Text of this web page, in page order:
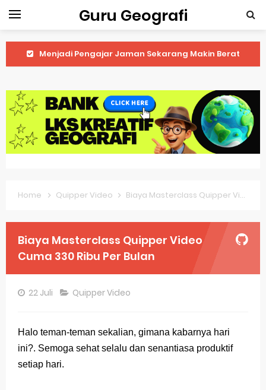
Guru Geografi
Latihan Prediksi Soal OSK Geografi 2026 Part Geografi Ekonomi
Latihan Prediksi Soal OSK Geografi 2026 Part Geografi Budaya
Latihan Prediksi Soal OSK Geografi 2026 Part Dinamika Kota
Pembahasan Soal OSN-K Geografi 2025 No 51-55
Pembahasan Soal OSN-K Geografi 2025 No 41-45
Pembahasan Soal OSN-K Geografi 2025 No 31-35
Pembahasan Soal OSN-K Geografi 2025 No 26-30
Pembahasan Soal OSN-K Geografi 2025 No 16-20
Pembahasan Soal OSN-K Geografi 2025 No 11-15
Home Quipper Video Biaya Masterclass Quipper Video Cuma 330 Ribu Per Bulan
Biaya Masterclass Quipper Video
Cuma 330 Ribu Per Bulan
22 Juli Quipper Video
Halo teman-teman sekalian, gimana kabarnya hari
ini?. Semoga sehat selalu dan senantiasa produktif
setiap hari.